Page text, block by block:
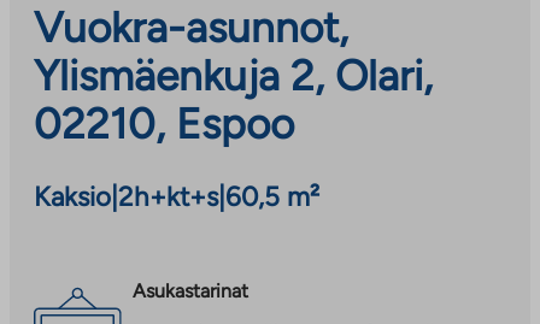
Vuokra-asunnot,
Ylismäenkuja 2, Olari,
02210, Espoo
Kaksio 2h+kt+s| 60,5 m²
Asukastarinat